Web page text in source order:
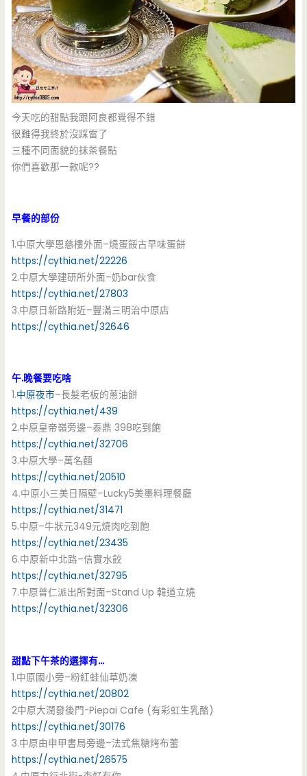
今天吃的甜點我跟阿良都覺得不錯
很難得我終於沒踩雷了
三種不同面貌的抹茶餐點
你們喜歡那一款呢??
早餐的部份
1.中原大學恩慈樓外面–燒蛋餒古早味蛋餅
https://cythia.net/22226
2.中原大學建研所外面–奶bar伙食
https://cythia.net/27803
3.中原日新路附近–豐滿三明治中原店
https://cythia.net/32646
午.晚餐要吃啥
1.中原夜市–長髮老板的蔥油餅
https://cythia.net/439
2.中原皇帝嶺旁邊–泰鼎 398吃到飽
https://cythia.net/32706
3.中原大學–萬名麵
https://cythia.net/20510
4.中原小三美日隔壁–Lucky5美墨料理餐廳
https://cythia.net/31471
5.中原–牛狀元349元燒肉吃到飽
https://cythia.net/23435
6.中原新中北路–信實水餃
https://cythia.net/32795
7.中原普仁派出所對面–Stand Up 韓道立燒
https://cythia.net/32306
甜點下午茶的選擇有…
1.中原國小旁–粉紅蛙仙草奶凍
https://cythia.net/20802
2中原大潤發後門-Piepai Cafe (有彩虹生乳酪)
https://cythia.net/30176
3.中原由申甲書局旁邊–法式焦糖烤布蕾
https://cythia.net/26575